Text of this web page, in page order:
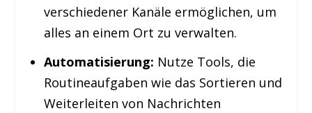
verschiedener Kanäle ermöglichen, um
alles an einem Ort zu verwalten.
Automatisierung: Nutze Tools, die
Routineaufgaben wie das Sortieren und
Weiterleiten von Nachrichten